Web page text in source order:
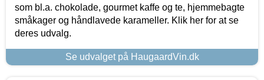
som bl.a. chokolade, gourmet kaffe og te, hjemmebagte
småkager og håndlavede karameller. Klik her for at se
deres udvalg.
Se udvalget på HaugaardVin.dk